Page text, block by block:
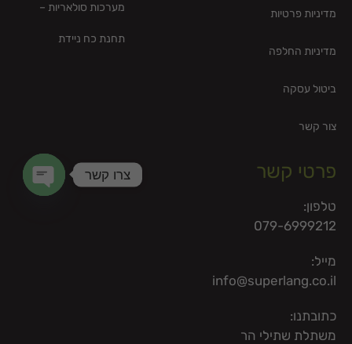
מדיניות פרטיות
מדיניות החלפה
ביטול עסקה
צור קשר
מערכות סולאריות –
תחנת כח ניידת
פרטי קשר
טלפון:
079-6999212
מייל:
info@superlang.co.il
כתובתנו:
משתלת שתילי הר
צרו קשר